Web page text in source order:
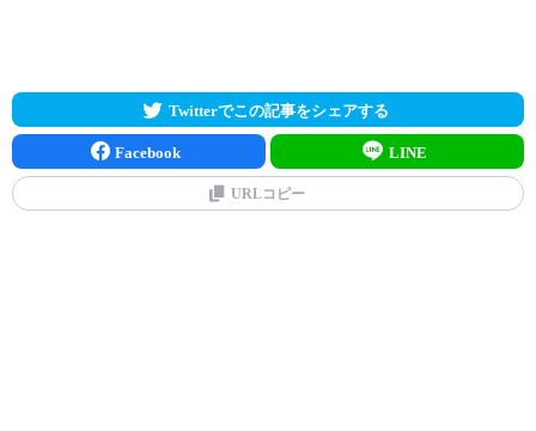
Twitterでこの記事をシェアする
Facebook LINE
URLコピー